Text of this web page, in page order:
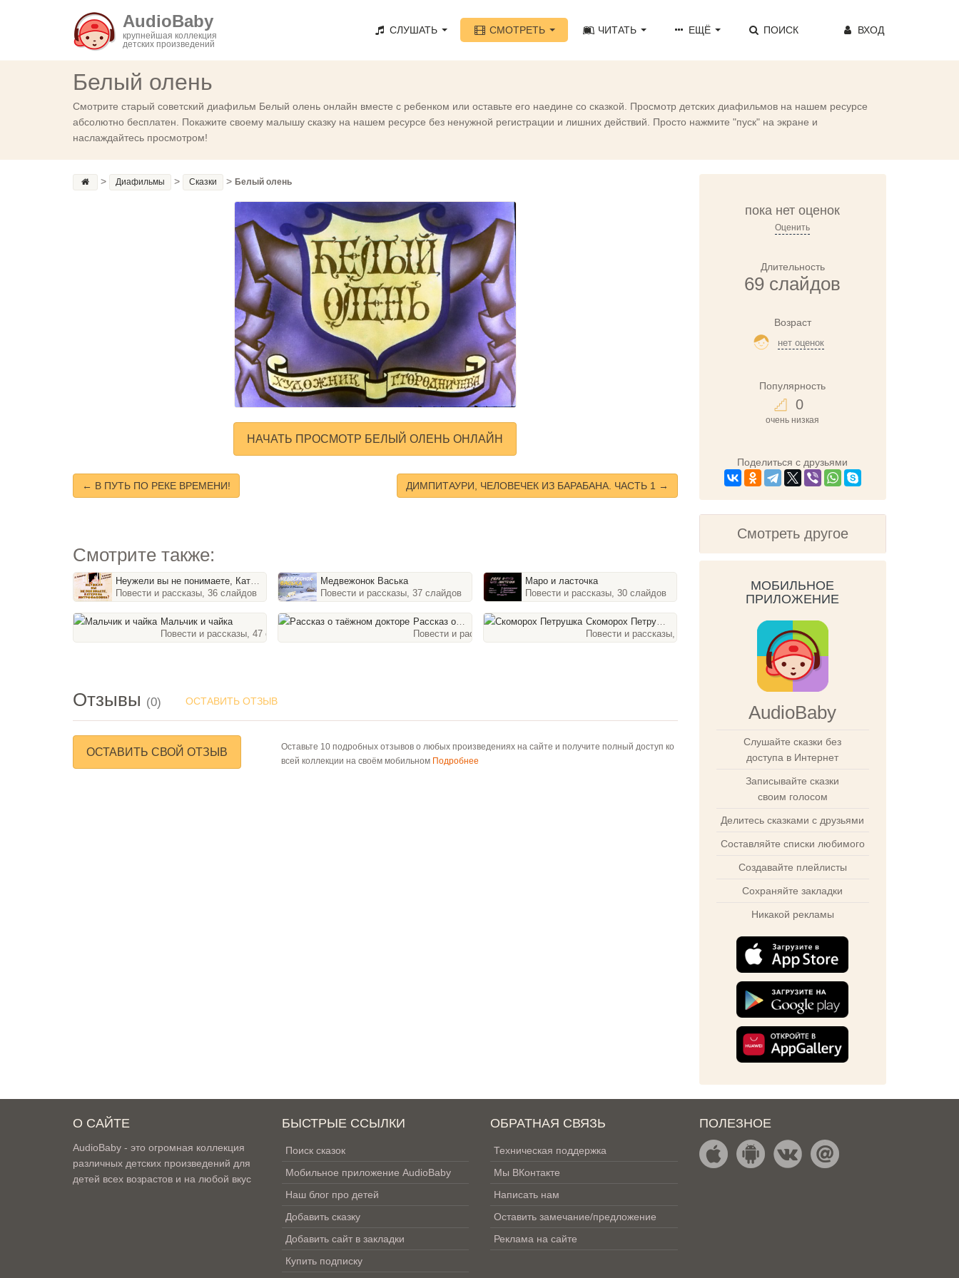
AudioBaby
крупнейшая коллекция
детских произведений
СЛУШАТЬ СМОТРЕТЬ ЧИТАТЬ ЕЩЁ ПОИСК ВХОД
Белый олень
Смотрите старый советский диафильм Белый олень онлайн вместе с ребенком или оставьте его наедине со сказкой. Просмотр детских диафильмов на нашем ресурсе
абсолютно бесплатен. Покажите своему малышу сказку на нашем ресурсе без ненужной регистрации и лишних действий. Просто нажмите "пуск" на экране и
наслаждайтесь просмотром!
> Диафильмы > Сказки > Белый олень
НАЧАТЬ ПРОСМОТР БЕЛЫЙ ОЛЕНЬ ОНЛАЙН
← В ПУТЬ ПО РЕКЕ ВРЕМЕНИ! ДИМПИТАУРИ, ЧЕЛОВЕЧЕК ИЗ БАРАБАНА. ЧАСТЬ 1 →
Смотрите также:
Неужели вы не понимаете, Катерина Митрофановна?
Повести и рассказы, 36 слайдов
Мальчик и чайка
Повести и рассказы, 47 слайдов
Медвежонок Васька
Повести и рассказы, 37 слайдов
Рассказ о таёжном докторе
Повести и рассказы, 42 слайда
Маро и ласточка
Повести и рассказы, 30 слайдов
Скоморох Петрушка
Повести и рассказы, 47 слайдов
Отзывы (0) ОСТАВИТЬ ОТЗЫВ
ОСТАВИТЬ СВОЙ ОТЗЫВ
Оставьте 10 подробных отзывов о любых произведениях на сайте и получите полный доступ ко
всей коллекции на своём мобильном Подробнее
пока нет оценок
Оценить
Длительность
69 слайдов
Возраст
нет оценок
Популярность
0
очень низкая
Поделиться с друзьями
Смотреть другое
МОБИЛЬНОЕ
ПРИЛОЖЕНИЕ
AudioBaby
Слушайте сказки без
доступа в Интернет
Записывайте сказки
своим голосом
Делитесь сказками с друзьями
Составляйте списки любимого
Создавайте плейлисты
Сохраняйте закладки
Никакой рекламы
О САЙТЕ
AudioBaby - это огромная коллекция
различных детских произведений для
детей всех возрастов и на любой вкус
БЫСТРЫЕ ССЫЛКИ
Поиск сказок
Мобильное приложение AudioBaby
Наш блог про детей
Добавить сказку
Добавить сайт в закладки
Купить подписку
ОБРАТНАЯ СВЯЗЬ
Техническая поддержка
Мы ВКонтакте
Написать нам
Оставить замечание/предложение
Реклама на сайте
ПОЛЕЗНОЕ